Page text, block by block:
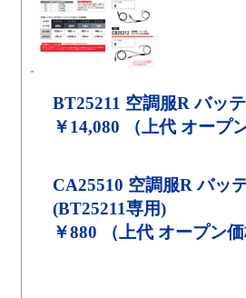
BT25211 空調服R バッ
￥14,080 （上代 オープ
CA25510 空調服R バッ
(BT25211専用)
￥880 （上代 オープン